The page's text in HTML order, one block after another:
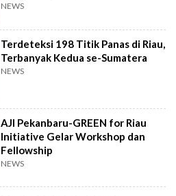
NEWS
Terdeteksi 198 Titik Panas di Riau,
Terbanyak Kedua se-Sumatera
NEWS
AJI Pekanbaru-GREEN for Riau
Initiative Gelar Workshop dan
Fellowship
NEWS